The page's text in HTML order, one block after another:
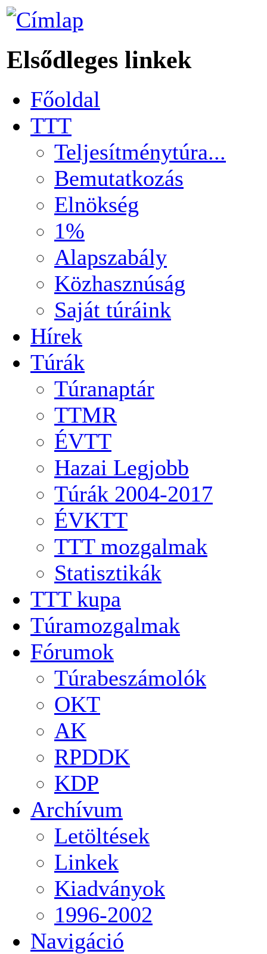
Elsődleges linkek
Főoldal
TTT
Teljesítménytúra...
Bemutatkozás
Elnökség
1%
Alapszabály
Közhasznúság
Saját túráink
Hírek
Túrák
Túranaptár
TTMR
ÉVTT
Hazai Legjobb
Túrák 2004-2017
ÉVKTT
TTT mozgalmak
Statisztikák
TTT kupa
Túramozgalmak
Fórumok
Túrabeszámolók
OKT
AK
RPDDK
KDP
Archívum
Letöltések
Linkek
Kiadványok
1996-2002
Navigáció